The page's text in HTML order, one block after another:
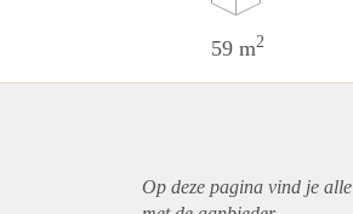
59 m2
Op deze pagina vind je